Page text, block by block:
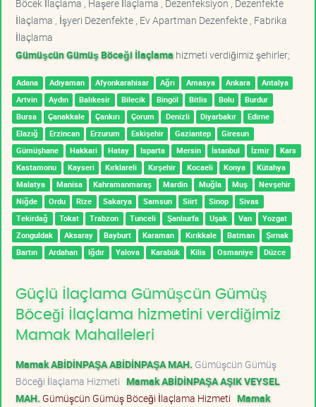
Böcek İlaçlama , Haşere İlaçlama , Dezenfeksiyon , Dezenfekte
İlaçlama , İşyeri Dezenfekte , Ev Apartman Dezenfekte , Fabrika
İlaçlama
Gümüşcün Gümüş Böceği İlaçlama hizmeti verdiğimiz şehirler;
Adana Adıyaman Afyonkarahisar Ağrı Amasya Ankara
Antalya
Artvin
Aydın Balıkesir Bilecik Bingöl Bitlis Bolu
Burdur
Bursa
Çanakkale Çankırı Çorum Denizli Diyarbakır
Edirne
Elazığ
Erzincan Erzurum Eskişehir Gaziantep
Giresun
Gümüşhane
Hakkari Hatay Isparta Mersin İstanbul İzmir
Kars
Kastamonu
Kayseri Kırklareli Kırşehir Kocaeli Konya
Kütahya
Malatya
Manisa Kahramanmaraş Mardin Muğla Muş
Nevşehir
Niğde
Ordu Rize Sakarya Samsun Siirt Sinop
Sivas
Tekirdağ
Tokat Trabzon Tunceli Şanlıurfa Uşak Van
Yozgat
Zonguldak
Aksaray Bayburt Karaman Kırıkkale Batman
Şırnak
Bartın
Ardahan Iğdır Yalova Karabük Kilis Osmaniye Düzce
Güçlü İlaçlama Gümüşcün Gümüş
Böceği İlaçlama hizmetini verdiğimiz
Mamak Mahalleleri
Mamak ABİDİNPAŞA ABİDİNPAŞA MAH. Gümüşcün Gümüş
Böceği İlaçlama Hizmeti Mamak ABİDİNPAŞA AŞIK VEYSEL
MAH. Gümüşcün Gümüş Böceği İlaçlama Hizmeti Mamak